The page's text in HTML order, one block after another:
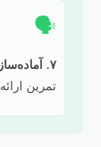
🗣️
۷. آماده‌سازی برای دفاع:
تمرین